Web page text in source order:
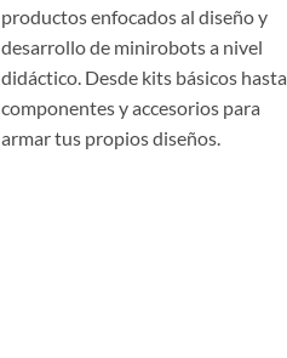
productos enfocados al diseño y
desarrollo de minirobots a nivel
didáctico. Desde kits básicos hasta
componentes y accesorios para
armar tus propios diseños.